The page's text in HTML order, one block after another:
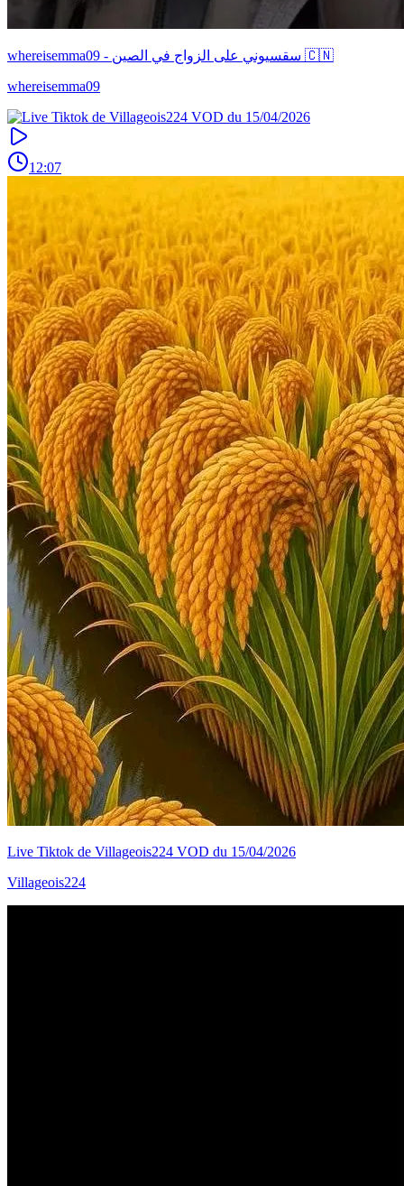
whereisemma09 - سقسيوني على الزواج في الصين 🇨🇳
whereisemma09
12:07
Live Tiktok de Villageois224 VOD du 15/04/2026
Villageois224